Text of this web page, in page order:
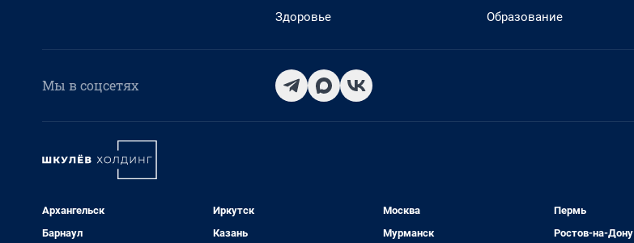
Здоровье
Образование
Мы в соцсетях
Архангельск
Барнаул
Иркутск
Казань
Москва
Мурманск
Пермь
Ростов-на-Дону